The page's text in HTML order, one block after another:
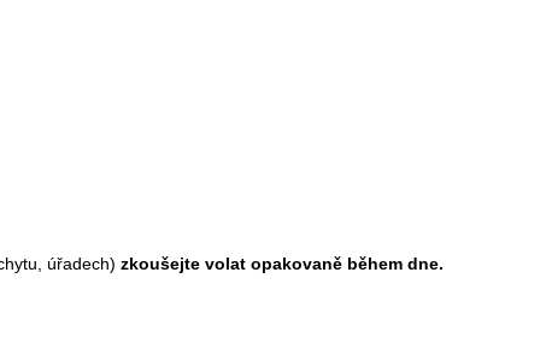
úřadech) zkoušejte volat opakovaně během dne.